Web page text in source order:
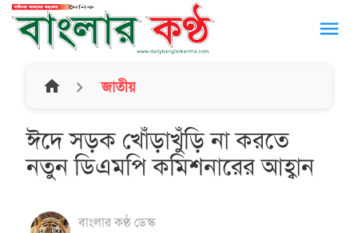
menu
home জাতীয়
ঈদে সড়ক খোঁড়াখুঁড়ি না করতে
নতুন ডিএমপি কমিশনারের আহ্বান
বাংলার কণ্ঠ ডেস্ক